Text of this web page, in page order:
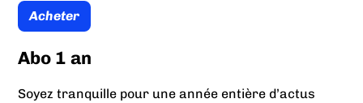
Acheter
Abo 1 an
Soyez tranquille pour une année entière d’actus